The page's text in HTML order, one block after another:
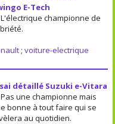
E-Tech
championne de
; voiture-electrique
détaillé Suzuki e-Vitara
une championne mais
bonne à tout faire qui se
au quotidien.